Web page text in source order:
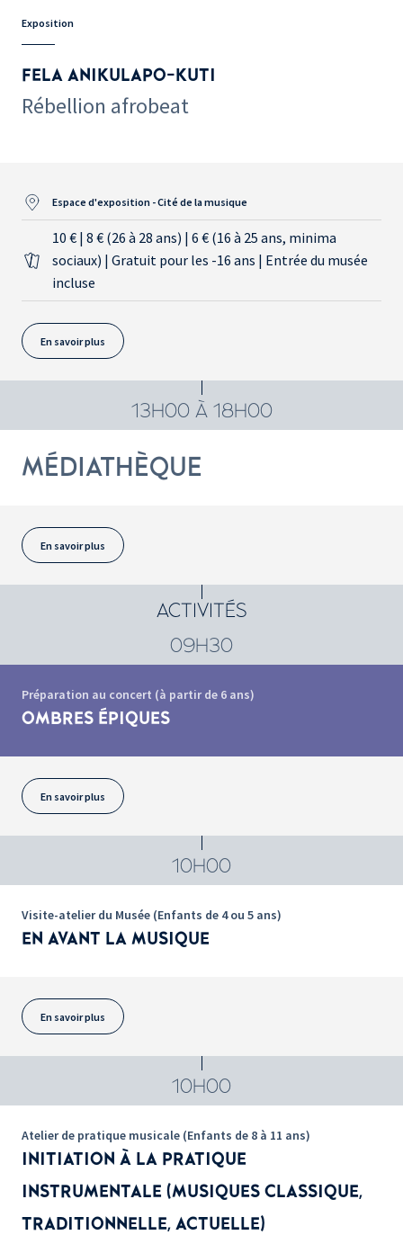
Exposition
FELA ANIKULAPO-KUTI
Rébellion afrobeat
Espace d'exposition - Cité de la musique
10 € | 8 € (26 à 28 ans) | 6 € (16 à 25 ans, minima
sociaux) | Gratuit pour les -16 ans | Entrée du musée
incluse
En savoir plus
13H00 À 18H00
MÉDIATHÈQUE
En savoir plus
ACTIVITÉS
09H30
Préparation au concert (à partir de 6 ans)
OMBRES ÉPIQUES
En savoir plus
10H00
Visite-atelier du Musée (Enfants de 4 ou 5 ans)
EN AVANT LA MUSIQUE
En savoir plus
10H00
Atelier de pratique musicale (Enfants de 8 à 11 ans)
INITIATION À LA PRATIQUE
INSTRUMENTALE (MUSIQUES CLASSIQUE,
TRADITIONNELLE, ACTUELLE)